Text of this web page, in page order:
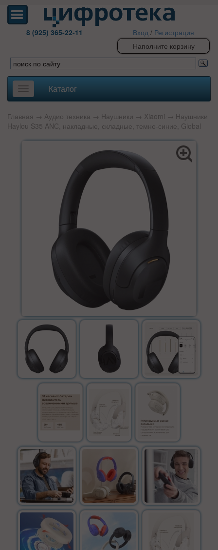
8 (925) 365-22-11 Вход / Регистрация
Наполните корзину
Toggle
navigation
Каталог
Главная → Аудио техника → Наушники → Xiaomi → Наушники
Haylou S35 ANC, накладные, складные, темно-синие, Global